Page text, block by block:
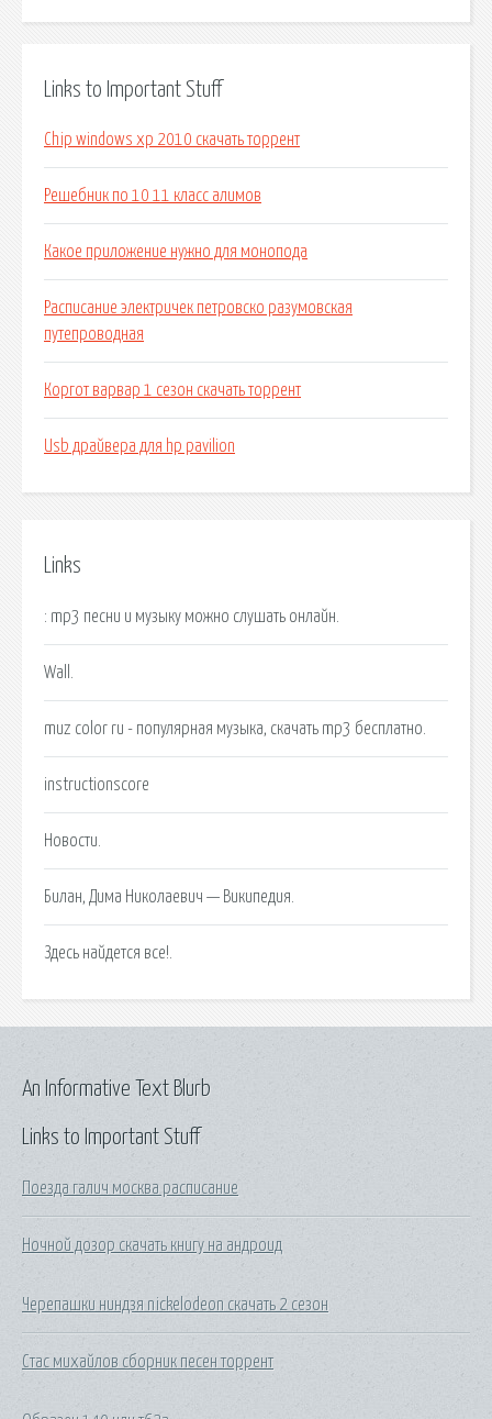
Links to Important Stuff
Chip windows xp 2010 скачать торрент
Решебник по 10 11 класс алимов
Какое приложение нужно для монопода
Расписание электричек петровско разумовская
путепроводная
Коргот варвар 1 сезон скачать торрент
Usb драйвера для hp pavilion
Links
: mp3 песни и музыку можно слушать онлайн.
Wall.
muz color ru - популярная музыка, скачать mp3 бесплатно.
instructionscore
Новости.
Билан, Дима Николаевич — Википедия.
Здесь найдется все!.
Links to Important Stuff
Поезда галич москва расписание
Ночной дозор скачать книгу на андроид
Черепашки ниндзя nickelodeon скачать 2 сезон
Стас михайлов сборник песен торрент
An Informative Text Blurb